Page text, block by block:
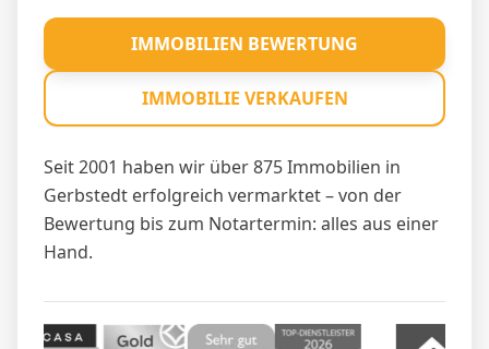
Seit 2001 haben wir über 875 Immobilien in
Gerbstedt erfolgreich vermarktet – von der
Bewertung bis zum Notartermin: alles aus einer
Hand.
IMMOBILIEN BEWERTUNG
IMMOBILIE VERKAUFEN